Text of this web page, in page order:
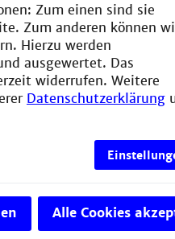
- December
- May
(1 study semester)
descriptions here
Zum einen sind sie
Zum anderen können
Hierzu werden
ausgewertet. Das
widerrufen. Weitere
Datenschutzerklärung
Alle Cookies